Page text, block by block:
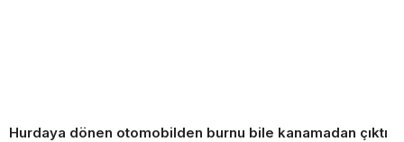
Hurdaya dönen otomobilden burnu bile kanamadan çıktı